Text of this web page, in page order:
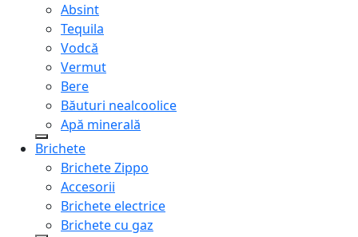
Absint
Tequila
Vodcă
Vermut
Bere
Băuturi nealcoolice
Apă minerală
Brichete
Brichete Zippo
Accesorii
Brichete electrice
Brichete cu gaz